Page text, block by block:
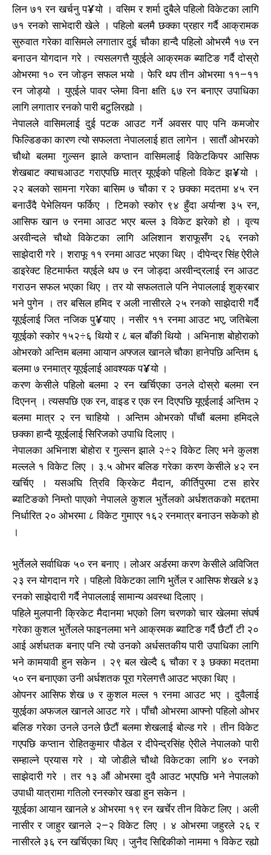
खोज्नुहोस्
काबिलखबर एफएम सुन्नुहोस
उज्यालो एफएम सुन्नुहोस
काबिल-खबर टिभी
खोज्नुहोस्
काबिलखबर एफएम सुन्नुहोस
उज्यालो एफएम सुन्नुहोस
काबिल-खबर टिभी
लिन ७१ रन खर्चनु प¥यो । वसिम र शर्मा दुबैले पहिलो विकेटका लागि
७१ रनको साभेदारी खेले । पहिलो बलमै छक्का प्रहार गर्दै आक्रामक
सुरुवात गरेका वासिमले लगातार दुई चौका हान्दै पहिलो ओभरमै १७ रन
बनाउन योगदान गरे । त्यसलगत्तै युएईले आक्रमक ब्याटिङ गर्दै दोस्रो
ओभरमा १० रन जोड्न सफल भयो । फेरि थप तीन ओभरमा ११–११
रन जोड्यो । युएईले पावर प्लेमा विना क्षति ६७ रन बनाएर उपाधिका
लागि लगातार रनको पारी बटुलिरह्यो ।
नेपालले वासिमलाई दुई पटक आउट गर्ने अवसर पाए पनि कमजोर
फिल्डिङका कारण त्यो सफलता नेपाललाई हात लागेन । सातौं ओभरको
चौथो बलमा गुल्सन झाले कप्तान वासिमलाई विकेटकिपर आसिफ
शेखबाट क्याचआउट गराएपछि मात्र यूएईको पहिलो विकेट झ¥यो ।
२२ बलको सामना गरेका बासिम ७ चौका र २ छक्का मदतमा ४५ रन
बनाउँदै पेभेलियन फर्किए । टिमको स्कोर ९४ हुँदा अर्यान्श ३५ रन,
आसिफ खान ७ रनमा आउट भएर बल्ल ३ विकेट झरेको हो । वृत्य
अरवीन्दले चौथो विकेटका लागि अलिशान शराफूसँग २६ रनको
साझेदारी गरे । शराफू ११ रनमा आउट भएका थिए । दीपेन्द्र सिंह ऐरीले
डाइरेक्ट हिटमार्फत यएईले थप ७ रन जोड्दा अरवीन्द्रलाई रन आउट
गराउन सफल भएका थिए । तर यो सफलताले पनि नेपाललाई शुक्रबार
भने पुगेन । तर बसिल हमिद र अली नासीरले २५ रनको साझेदारी गर्दै
यूएईलाई जित नजिक पु¥याए । नसीर ११ रनमा आउट भए, जतिबेला
यूएईको स्कोर १५२÷६ थियो र ८ बल बाँकी थियो । अभिनाश बोहोराको
ओभरको अन्तिम बलमा आयान अफ्जल खानले चौका हानेपछि अन्तिम ६
बलमा ७ रनमात्र यूएईलाई आवश्यक प¥यो ।
करण केसीले पहिलो बलमा २ रन खर्चिएका उनले दोस्रो बलमा रन
दिएनन् । त्यसपछि एक रन, वाइड र एक रन दिएपछि यूएईलाई अन्तिम २
बलमा मात्र २ रन चाहियो । अन्तिम ओभरको पाँचौं बलमा हमिदले
छक्का हान्दै यूएईलाई सिरिजको उपाधि दिलाए ।
नेपालका अभिनाश बोहोरा र गुल्सन झाले २÷२ विकेट लिए भने कुलश
मल्लले १ विकेट लिए । ३.५ ओभर बलिङ गरेका करण केसीले ४२ रन
खर्चिए । यसअघि त्रिवि क्रिकेट मैदान, कीर्तिपुरमा टस हारेर
ब्याटिङको निम्तो पाएको नेपालले कुशल भुर्तेलको अर्धशतकको मद्दतमा
निर्धारित २० ओभरमा ८ विकेट गुमाएर १६२ रनमात्र बनाउन सकेको हो
।
भुर्तेलले सर्वाधिक ५० रन बनाए । लोअर अर्डरमा करण केसीले अविजित
२३ रन योगदान गरे । पहिलो विकेटका लागि भुर्तेल र आसिफ शेखले ४३
रनको साझेदारी गर्दै नेपाललाई सामान्य अवस्था दिलाए ।
पहिले मुलपानी क्रिकेट मैदानमा भएको लिग चरणको चार खेलमा संघर्ष
गरेका कुशल भुर्तेलले फाइनलमा भने आक्रमक ब्याटिङ गर्दै छैटौं टी २०
आई अर्शधतक बनाए पनि त्यो उनको अर्धसतकीय पारी उपाधिका लागि
भने कामयावी हुन सकेन । २९ बल खेल्दै ६ चौका र ३ छक्का मदतमा
५० रन बनाएका उनी अर्धशतक पूरा गरेलगत्तै आउट भएका थिए ।
ओपनर आसिफ शेख ७ र कुशल मल्ल १ रनमा आउट भए । दुवैलाई
युएईका अफजल खानले आउट गरे । पाँचौ ओभरमा आफ्नो पहिलो ओभर
बलिङ गरेका उनले उनले छैटौं बलमा शेखलाई बोल्ड गरे । तीन विकेट
गएपछि कप्तान रोहितकुमार पौडेल र दीपेन्द्रसिंह ऐरीले नेपालको पारी
सम्हाल्ने प्रयास गरे । यो जोडीले चौथो विकेटका लागि ४० रनको
साझेदारी गरे । तर १३ औं ओभरमा दुवै आउट भएपछि भने नेपालको
उपाधी यात्रामा गतिलो रनस्कोर खडा हुन सकेन ।
यूएईका आयान खानले ४ ओभरमा १९ रन खर्चेर तीन विकेट लिए । अली
नासीर र जाहुर खानले २–२ विकेट लिए । ४ ओभरमा जहुरले २६ र
नासीरले ३६ रन खर्चिएका थिए । जुनैद सिद्दिकीको नाममा १ विकेट रह्यो